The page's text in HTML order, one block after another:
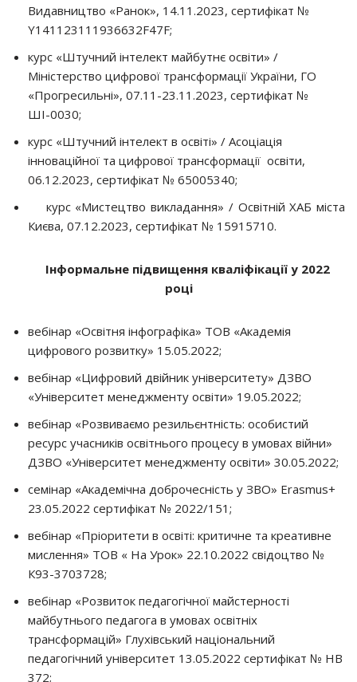
Видавництво «Ранок», 14.11.2023, сертифікат №
Y141123111936632F47F;
курс «Штучний інтелект майбутнє освіти» /
Міністерство цифрової трансформації України, ГО
«Прогресильні», 07.11-23.11.2023, сертифікат №
ШІ-0030;
курс «Штучний інтелект в освіті» / Асоціація
інноваційної та цифрової трансформації освіти,
06.12.2023, сертифікат № 65005340;
курс «Мистецтво викладання» / Освітній ХАБ міста
Києва, 07.12.2023, сертифікат № 15915710.
Інформальне підвищення кваліфікації у 2022
році
вебінар «Освітня інфографіка» ТОВ «Академія
цифрового розвитку» 15.05.2022;
вебінар «Цифровий двійник університету» ДЗВО
«Університет менеджменту освіти» 19.05.2022;
вебінар «Розвиваємо резильєнтність: особистий
ресурс учасників освітнього процесу в умовах війни»
ДЗВО «Університет менеджменту освіти» 30.05.2022;
семінар «Академічна доброчесність у ЗВО» Erasmus+
23.05.2022 сертифікат № 2022/151;
вебінар «Пріоритети в освіті: критичне та креативне
мислення» ТОВ « На Урок» 22.10.2022 свідоцтво №
К93-3703728;
вебінар «Розвиток педагогічної майстерності
майбутнього педагога в умовах освітніх
трансформацій» Глухівський національний
педагогічний університет 13.05.2022 сертифікат № НВ
372;